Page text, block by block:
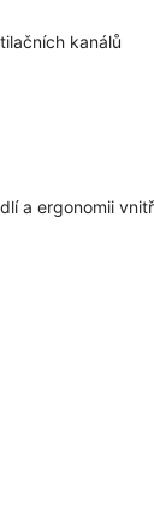
kanálů
a ergonomii